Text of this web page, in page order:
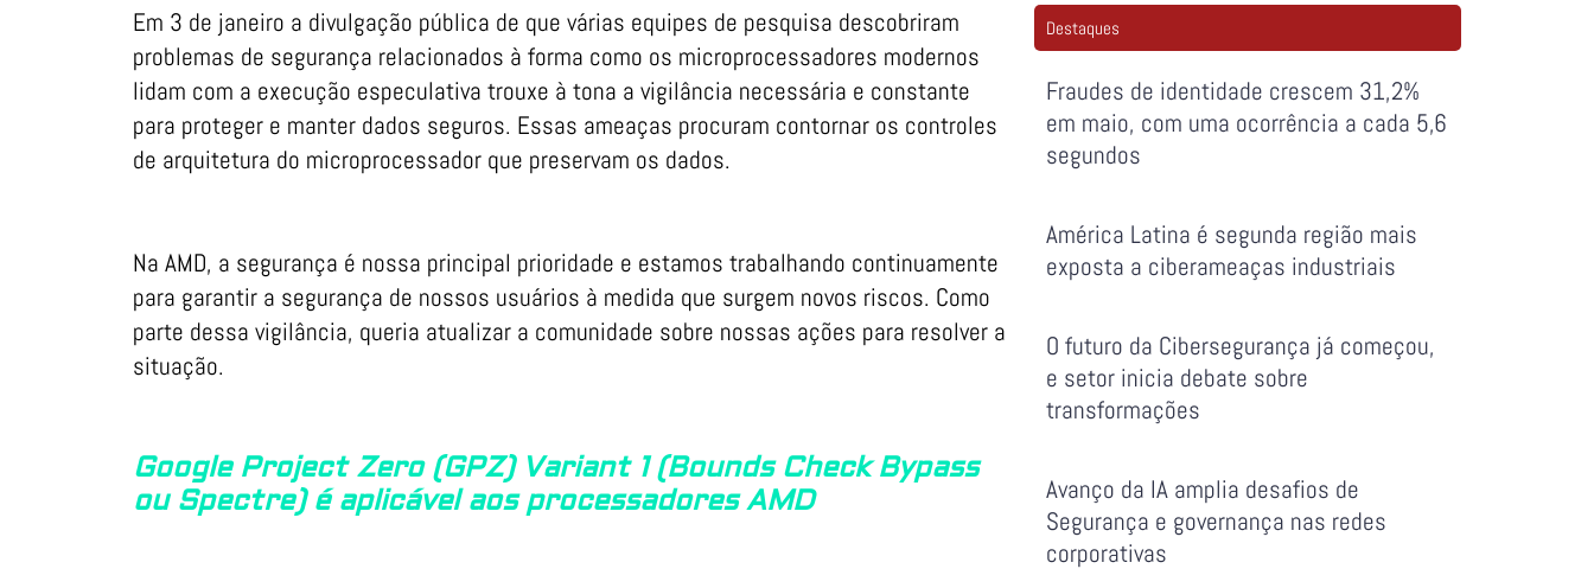
Em 3 de janeiro a divulgação pública de que várias equipes de pesquisa descobriram
problemas de segurança relacionados à forma como os microprocessadores modernos
lidam com a execução especulativa trouxe à tona a vigilância necessária e constante
para proteger e manter dados seguros. Essas ameaças procuram contornar os controles
de arquitetura do microprocessador que preservam os dados.
Na AMD, a segurança é nossa principal prioridade e estamos trabalhando continuamente
para garantir a segurança de nossos usuários à medida que surgem novos riscos. Como
parte dessa vigilância, queria atualizar a comunidade sobre nossas ações para resolver a
situação.
Google Project Zero (GPZ) Variant 1 (Bounds Check Bypass
ou Spectre) é aplicável aos processadores AMD
Destaques
Fraudes de identidade crescem 31,2%
em maio, com uma ocorrência a cada 5,6
segundos
América Latina é segunda região mais
exposta a ciberameaças industriais
O futuro da Cibersegurança já começou,
e setor inicia debate sobre
transformações
Avanço da IA amplia desafios de
Segurança e governança nas redes
corporativas